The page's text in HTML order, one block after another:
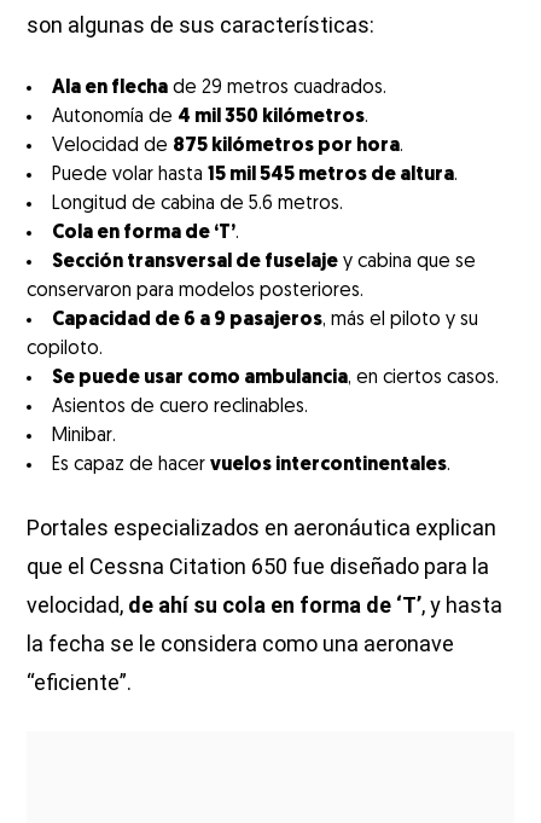
son algunas de sus características:
Ala en flecha de 29 metros cuadrados.
Autonomía de 4 mil 350 kilómetros.
Velocidad de 875 kilómetros por hora.
Puede volar hasta15 mil 545 metros de altura.
Longitud de cabina de 5.6 metros.
Cola en forma de ‘T’.
Sección transversal de fuselaje y cabina que se
conservaron para modelos posteriores.
Capacidad de 6 a 9 pasajeros, más el piloto y su
copiloto.
Se puede usar como ambulancia, en ciertos casos.
Asientos de cuero reclinables.
Minibar.
Es capaz de hacervuelos intercontinentales.
Portales especializados en aeronáutica explican
que el Cessna Citation 650 fue diseñado para la
velocidad, de ahí su cola en forma de ‘T’, y hasta
la fecha se le considera como una aeronave
“eficiente”.